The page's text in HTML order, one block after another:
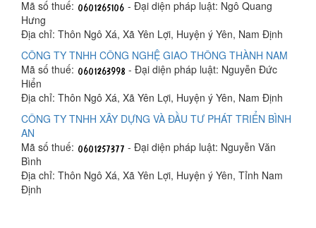
Mã số thuế:
- Đại diện pháp luật: Ngô Quang
Hưng
Địa chỉ: Thôn Ngô Xá, Xã Yên Lợi, Huyện ý Yên, Nam Định
CÔNG TY TNHH CÔNG NGHỆ GIAO THÔNG THÀNH NAM
Mã số thuế:
- Đại diện pháp luật: Nguyễn Đức
Hiển
Địa chỉ: Thôn Ngô Xá, Xã Yên Lợi, Huyện ý Yên, Nam Định
CÔNG TY TNHH XÂY DỰNG VÀ ĐẦU TƯ PHÁT TRIỂN BÌNH
AN
Mã số thuế:
- Đại diện pháp luật: Nguyễn Văn
Bình
Địa chỉ: Thôn Ngô Xá, Xã Yên Lợi, Huyện ý Yên, Tỉnh Nam
Định